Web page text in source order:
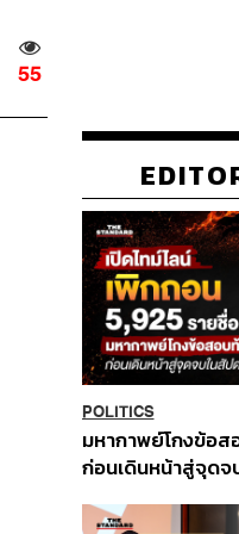
55
POLITICS
มหากาพย์โกงข้อส
ก่อนเดินหน้าสู่จุดจ